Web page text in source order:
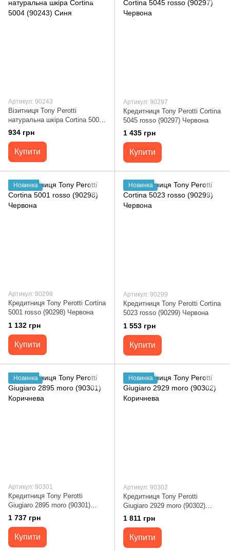
Артикул: 90243
Візитниця Tony Perotti
натуральна шкіра Cortina 5004
(90243) Синя
934 грн
Купити
Артикул: 90297
Кредитниця Tony Perotti Cortina
5045 rosso (90297) Червона
1 435 грн
Купити
Новинка
Артикул: 90298
Кредитниця Tony Perotti Cortina
5001 rosso (90298) Червона
1 132 грн
Купити
Новинка
Артикул: 90299
Кредитниця Tony Perotti Cortina
5023 rosso (90299) Червона
1 553 грн
Купити
Новинка
Артикул: 90301
Кредитниця Tony Perotti
Giugiaro 2895 moro (90301)
Коричнева
1 737 грн
Купити
Новинка
Артикул: 90302
Кредитниця Tony Perotti
Giugiaro 2929 moro (90302)
Коричнева
1 811 грн
Купити